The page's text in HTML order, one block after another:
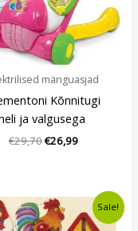
mänguasjad
Kõnnitugi
ja valgusega
€29,70€26,99
Sale!
Algne
hind
Current
price